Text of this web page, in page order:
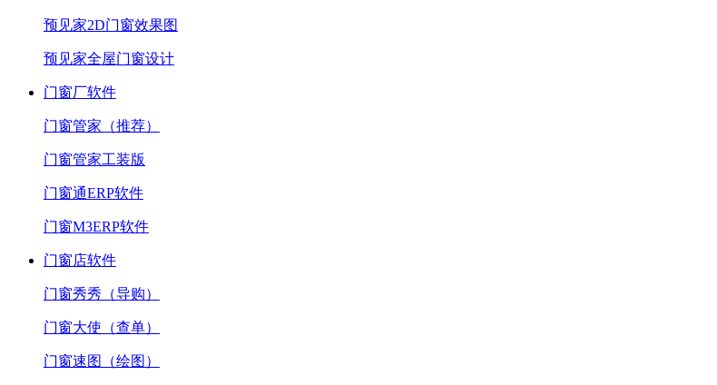
预见家2D门窗效果图
预见家全屋门窗设计
门窗厂软件
门窗管家（推荐）
门窗管家工装版
门窗通ERP软件
门窗M3ERP软件
门窗店软件
门窗秀秀（导购）
门窗大使（查单）
门窗速图（绘图）